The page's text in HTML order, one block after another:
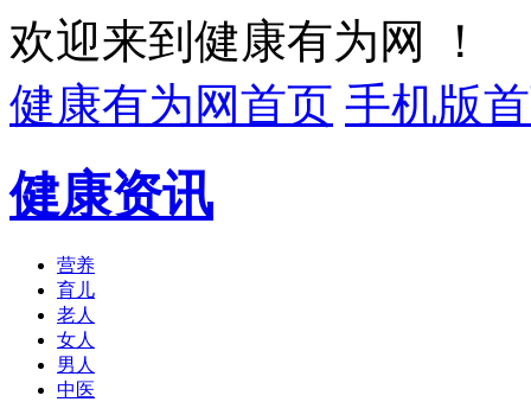
欢迎来到健康有为网 ！
健康有为网首页 手机版
健康资讯
营养
育儿
老人
女人
男人
中医